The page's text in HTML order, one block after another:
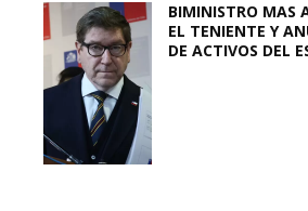
BIMINISTRO MAS
EL TENIENTE Y
DE ACTIVOS DEL